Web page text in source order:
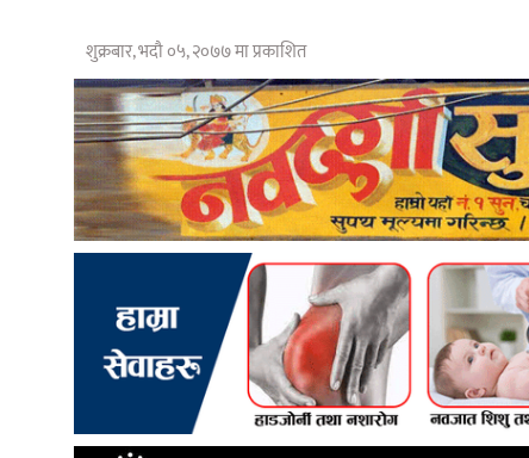
शुक्रबार, भदौ ०५, २०७७ मा प्रकाशित